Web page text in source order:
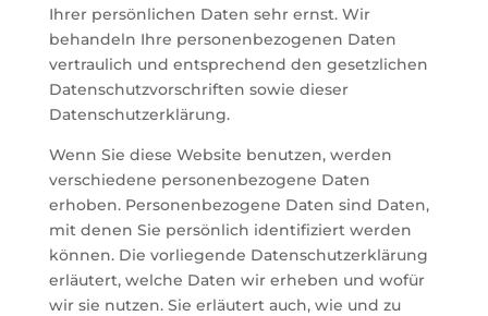
Ihrer persönlichen Daten sehr ernst. Wir
behandeln Ihre personenbezogenen Daten
vertraulich und entsprechend den gesetzlichen
Datenschutzvorschriften sowie dieser
Datenschutzerklärung.
Wenn Sie diese Website benutzen, werden
verschiedene personenbezogene Daten
erhoben. Personenbezogene Daten sind Daten,
mit denen Sie persönlich identifiziert werden
können. Die vorliegende Datenschutzerklärung
erläutert, welche Daten wir erheben und wofür
wir sie nutzen. Sie erläutert auch, wie und zu